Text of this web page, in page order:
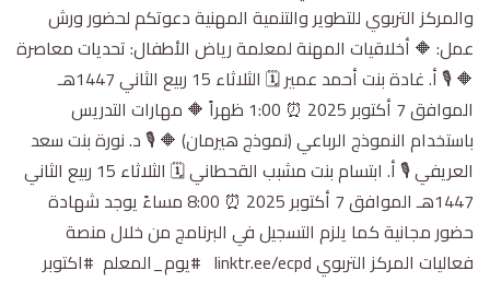
والمركز التربوي للتطوير والتنمية المهنية دعوتكم لحضور ورش
عمل: 🔶 أخلاقيات المهنة لمعلمة رياض الأطفال: تحديات معاصرة
🔶 🎙 أ. غادة بنت أحمد عمير 🗓️ الثلاثاء 15 ربيع الثاني 1447هـ
الموافق 7 أكتوبر 2025 ⏰ 1:00 ظهراً 🔶 مهارات التدريس
باستخدام النموذج الرباعي (نموذج هيرمان) 🔶 🎙 د. نورة بنت سعد
العريفي 🎙 أ. ابتسام بنت مشبب القحطاني 🗓️ الثلاثاء 15 ربيع الثاني
1447هـ الموافق 7 أكتوبر 2025 ⏰ 8:00 مساءً يوجد شهادة
حضور مجانية كما يلزم التسجيل في البرنامج من خلال منصة
فعاليات المركز التربوي ‏⁦ linktr.ee/ecpd⁩ ‏⁧ #يوم_المعلم⁩ ‏⁧ #اكتوبر